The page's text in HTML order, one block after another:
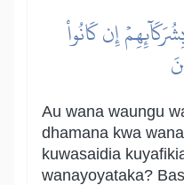
إِن كَانُواْ
Au wana waungu
dhamana kwa
kuwasaidia
wanayoyataka?